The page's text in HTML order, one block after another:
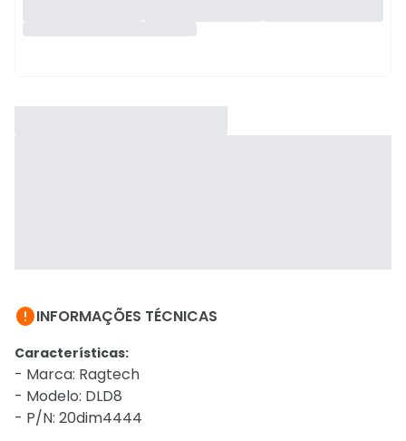
INFORMAÇÕES TÉCNICAS
Características:
- Marca: Ragtech
- Modelo: DLD8
- P/N: 20dim4444